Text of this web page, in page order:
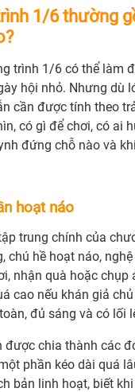
1/6 thường
trình 1/6 có thể làm
hội nhỏ. Nhưng dù
cần được tính theo
có gì để chơi, có ai
đứng chỗ nào và
hoạt náo
trung chính của
chú hề hoạt náo,
nhận quà hoặc chụp
cao nếu khán giả
đủ sáng và có lối
được chia thành các
phần kéo dài quá
bản linh hoạt, biết